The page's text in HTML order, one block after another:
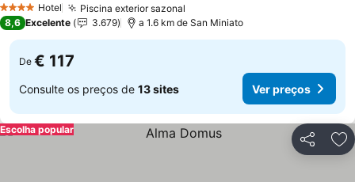
4 EstrelasHotel Piscina exterior sazonal
8,6 Excelente 3.679 a 1.6 km de San Miniato
De € 117
Consulte os preços de 13 sites Ver preços
Partilhar
Escolha popular